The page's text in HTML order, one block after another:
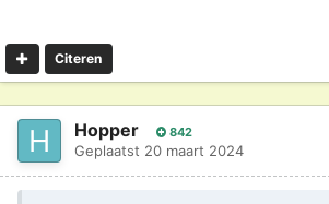
Citeren
Hopper 842
Geplaatst 20 maart 2024